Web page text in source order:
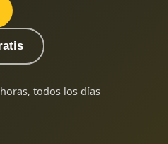
todos los días